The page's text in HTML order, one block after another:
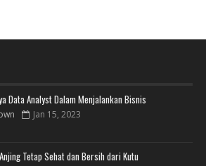
Data Analyst Dalam Menjalankan Bisnis
Jan 15, 2023
Tetap Sehat dan Bersih dari Kutu